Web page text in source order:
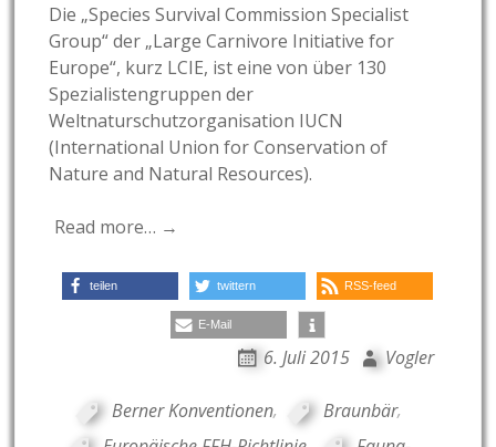
Die „Species Survival Commission Specialist
Group“ der „Large Carnivore Initiative for
Europe“, kurz LCIE, ist eine von über 130
Spezialistengruppen der
Weltnaturschutzorganisation IUCN
(International Union for Conservation of
Nature and Natural Resources).
Read more… →
teilen twittern RSS-feed
E-Mail
6. Juli 2015 Vogler
Berner Konventionen, Braunbär,